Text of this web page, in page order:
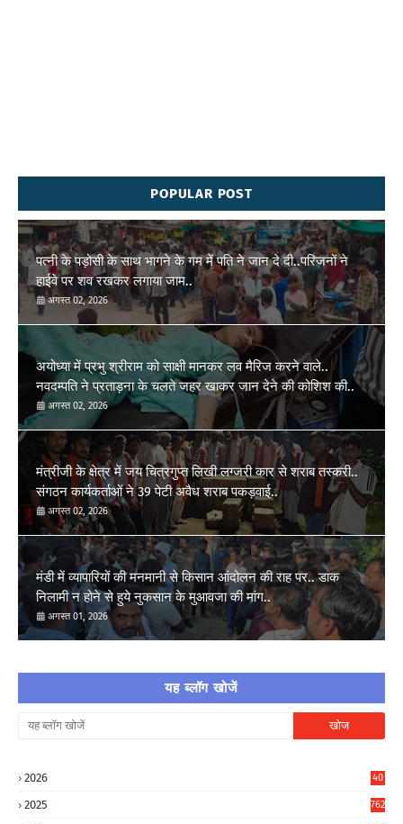
POPULAR POST
पत्नी के पड़ोसी के साथ भागने के गम में पति ने जान दे दी..परिजनों ने
हाईवे पर शव रखकर लगाया जाम..
अगस्त 02, 2026
अयोध्या में प्रभु श्रीराम को साक्षी मानकर लव मैरिज करने वाले..
नवदम्पति ने प्रताड़ना के चलते जहर खाकर जान देने की कोशिश की..
अगस्त 02, 2026
मंत्रीजी के क्षेत्र में जय चित्रगुप्त लिखी लग्जरी कार से शराब तस्करी..
संगठन कार्यकर्ताओं ने 39 पेटी अवैध शराब पकड़वाई..
अगस्त 02, 2026
मंडी में व्यापारियों की मनमानी से किसान आंदोलन की राह पर.. डाक
निलामी न होने से हुये नुकसान के मुआवजा की मांग..
अगस्त 01, 2026
यह ब्लॉग खोजें
2026
40
2025 762